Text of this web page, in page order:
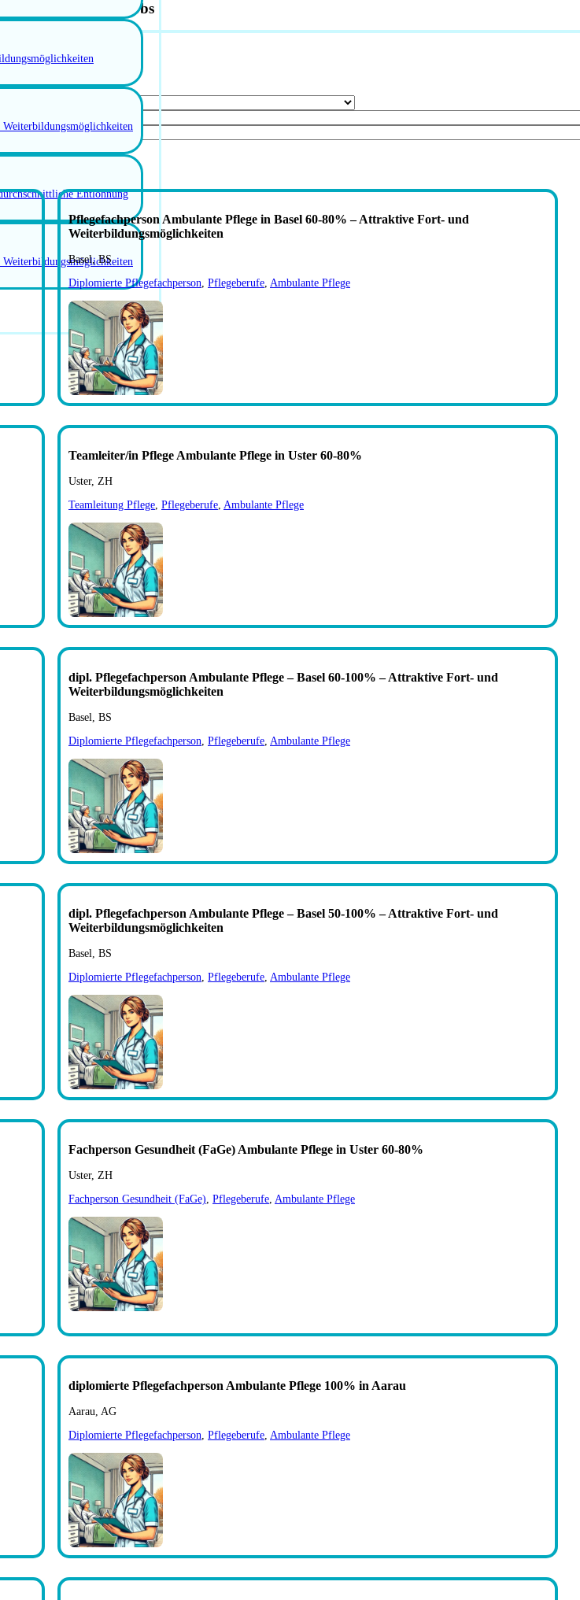
Entlöhnung
Ambulante Pflege Jobs
Pflegefachperson Ambulante Pflege in Basel 60-80% – Attraktive Fort- und
Weiterbildungsmöglichkeiten
Basel, BS
Diplomierte Pflegefachperson, Pflegeberufe, Ambulante Pflege
Teamleiter/in Pflege Ambulante Pflege in Uster 60-80%
Uster, ZH
Teamleitung Pflege, Pflegeberufe, Ambulante Pflege
dipl. Pflegefachperson Ambulante Pflege – Basel 60-100% – Attraktive Fort- und
Weiterbildungsmöglichkeiten
Basel, BS
Diplomierte Pflegefachperson, Pflegeberufe, Ambulante Pflege
dipl. Pflegefachperson Ambulante Pflege – Basel 50-100% – Attraktive Fort- und
Weiterbildungsmöglichkeiten
Basel, BS
Diplomierte Pflegefachperson, Pflegeberufe, Ambulante Pflege
Fachperson Gesundheit (FaGe) Ambulante Pflege in Uster 60-80%
Uster, ZH
Fachperson Gesundheit (FaGe), Pflegeberufe, Ambulante Pflege
diplomierte Pflegefachperson Ambulante Pflege 100% in Aarau
Aarau, AG
Diplomierte Pflegefachperson, Pflegeberufe, Ambulante Pflege